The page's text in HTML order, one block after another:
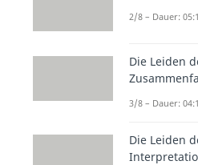
2/8 – Dauer:
Die Leiden
3/8 – Dauer:
Die Leiden